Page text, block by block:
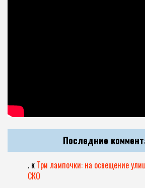
Последние
. к Три лампочки: на освещение
СКО